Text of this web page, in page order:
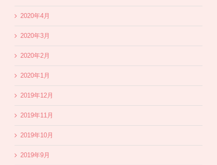
2020年4月
2020年3月
2020年2月
2020年1月
2019年12月
2019年11月
2019年10月
2019年9月